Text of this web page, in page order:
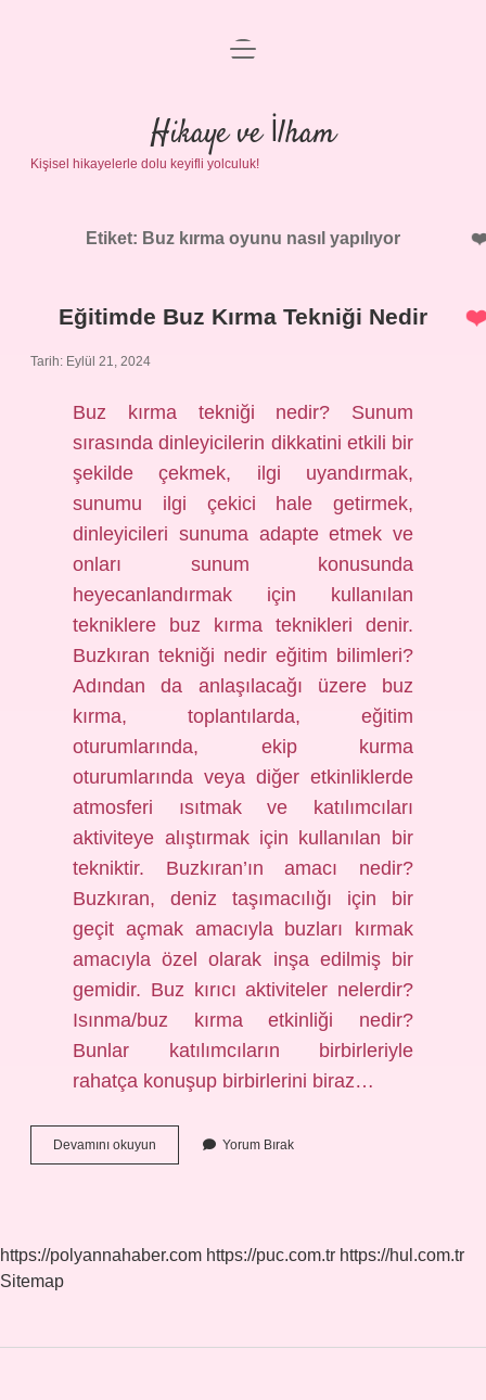
Anasayfa
Gizlilik Politikası
Yasal Uyarı
menüyü
Hikaye ve İlham
Kişisel hikayelerle dolu keyifli yolculuk!
Etiket: Buz kırma oyunu nasıl yapılıyor
Eğitimde Buz Kırma Tekniği Nedir
Tarih: Eylül 21, 2024
Buz kırma tekniği nedir? Sunum
sırasında dinleyicilerin dikkatini etkili bir
şekilde çekmek, ilgi uyandırmak,
sunumu ilgi çekici hale getirmek,
dinleyicileri sunuma adapte etmek ve
onları sunum konusunda
heyecanlandırmak için kullanılan
tekniklere buz kırma teknikleri denir.
Buzkıran tekniği nedir eğitim bilimleri?
Adından da anlaşılacağı üzere buz
kırma, toplantılarda, eğitim
oturumlarında, ekip kurma
oturumlarında veya diğer etkinliklerde
atmosferi ısıtmak ve katılımcıları
aktiviteye alıştırmak için kullanılan bir
tekniktir. Buzkıran’ın amacı nedir?
Buzkıran, deniz taşımacılığı için bir
geçit açmak amacıyla buzları kırmak
amacıyla özel olarak inşa edilmiş bir
gemidir. Buz kırıcı aktiviteler nelerdir?
Isınma/buz kırma etkinliği nedir?
Bunlar katılımcıların birbirleriyle
rahatça konuşup birbirlerini biraz…
Devamını okuyun Eğitimde
Buz
Yorum Bırak
https://polyannahaber.com https://puc.com.tr https://hul.com.tr
Sitemap